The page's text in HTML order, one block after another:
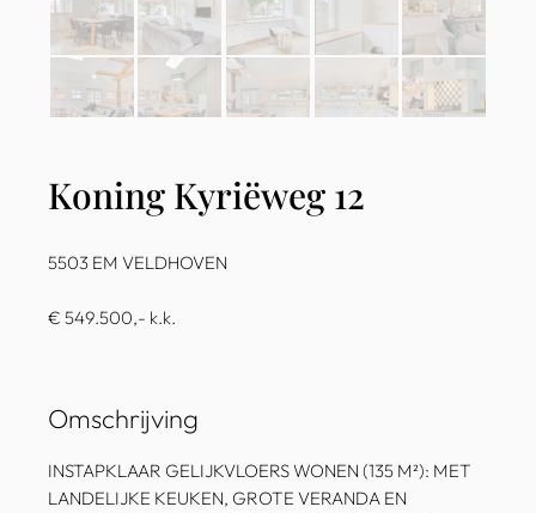
Koning Kyriëweg 12
5503 EM VELDHOVEN
€ 549.500,- k.k.
Omschrijving
INSTAPKLAAR GELIJKVLOERS WONEN (135 M²): MET
LANDELIJKE KEUKEN, GROTE VERANDA EN